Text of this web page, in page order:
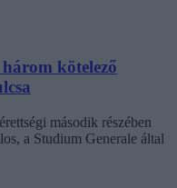
kötelező
második részében
a Studium Generale által